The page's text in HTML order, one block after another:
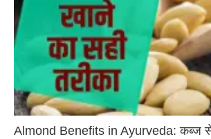
Almond Benefits in Ayurveda: कब्ज से